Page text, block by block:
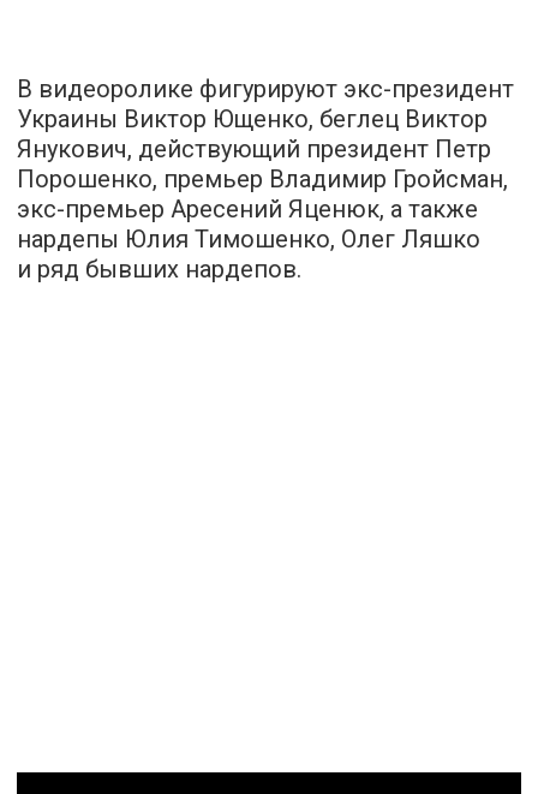
В видеоролике фигурируют экс-президент
Украины Виктор Ющенко, беглец Виктор
Янукович, действующий президент Петр
Порошенко, премьер Владимир Гройсман,
экс-премьер Аресений Яценюк, а также
нардепы Юлия Тимошенко, Олег Ляшко
и ряд бывших нардепов.